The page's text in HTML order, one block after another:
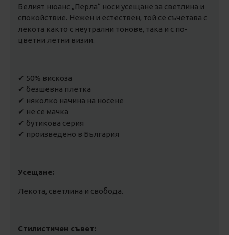
Белият нюанс „Перла“ носи усещане за светлина и
спокойствие. Нежен и естествен, той се съчетава с
лекота както с неутрални тонове, така и с по-
цветни летни визии.
✔ 50% вискоза
✔ безшевна плетка
✔ няколко начина на носене
✔ не се мачка
✔ бутикова серия
✔ произведено в България
Усещане:
Лекота, светлина и свобода.
Стилистичен съвет: